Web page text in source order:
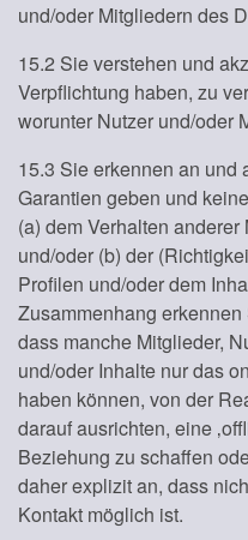
und/oder Mitgliedern des
15.2 Sie verstehen und
Verpflichtung haben, zu
worunter Nutzer und/oder
15.3 Sie erkennen an und
Garantien geben und
(a) dem Verhalten
und/oder (b) der
Profilen und/oder dem
Zusammenhang
dass manche Mitglieder,
und/oder Inhalte nur das
haben können, von der
darauf ausrichten, eine
Beziehung zu schaffen
daher explizit an, dass
Kontakt möglich ist.